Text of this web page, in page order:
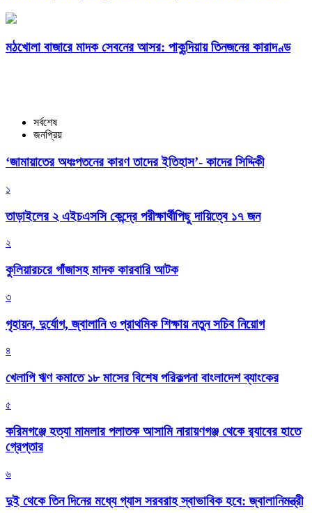
মঠখোলা বাজারে মাদক সেবনের আসর: পাকুন্দিয়ায় তিনজনের কারাদণ্ড
সর্বশেষ
জনপ্রিয়
‘জামায়াতের অধঃপতনের কারণ তাদের ইতিহাস’- কাদের সিদ্দিকী
১
তাড়াইলের ২ এইচএসসি কেন্দ্রে পরীক্ষার্থীপিছু দায়িত্বে ১৭ জন
২
কুলিয়ারচরে গাঁজাসহ মাদক কারবারি আটক
৩
গৃহায়ন, দুর্যোগ, জ্বালানি ও প্রাথমিক শিক্ষায় নতুন সচিব নিয়োগ
৪
খেলাপি ঋণ কমাতে ১৮ মাসের বিশেষ পরিকল্পনা বাংলাদেশ ব্যাংকের
৫
করিমগঞ্জে হত্যা মামলার পলাতক আসামি নারায়ণগঞ্জ থেকে র‌্যাবের হাতে
গ্রেপ্তার
৬
দুই থেকে তিন দিনের মধ্যে গ্যাস সরবরাহ স্বাভাবিক হবে: জ্বালানিমন্ত্রী